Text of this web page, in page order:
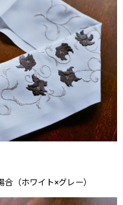
（ホワイト×グレー）